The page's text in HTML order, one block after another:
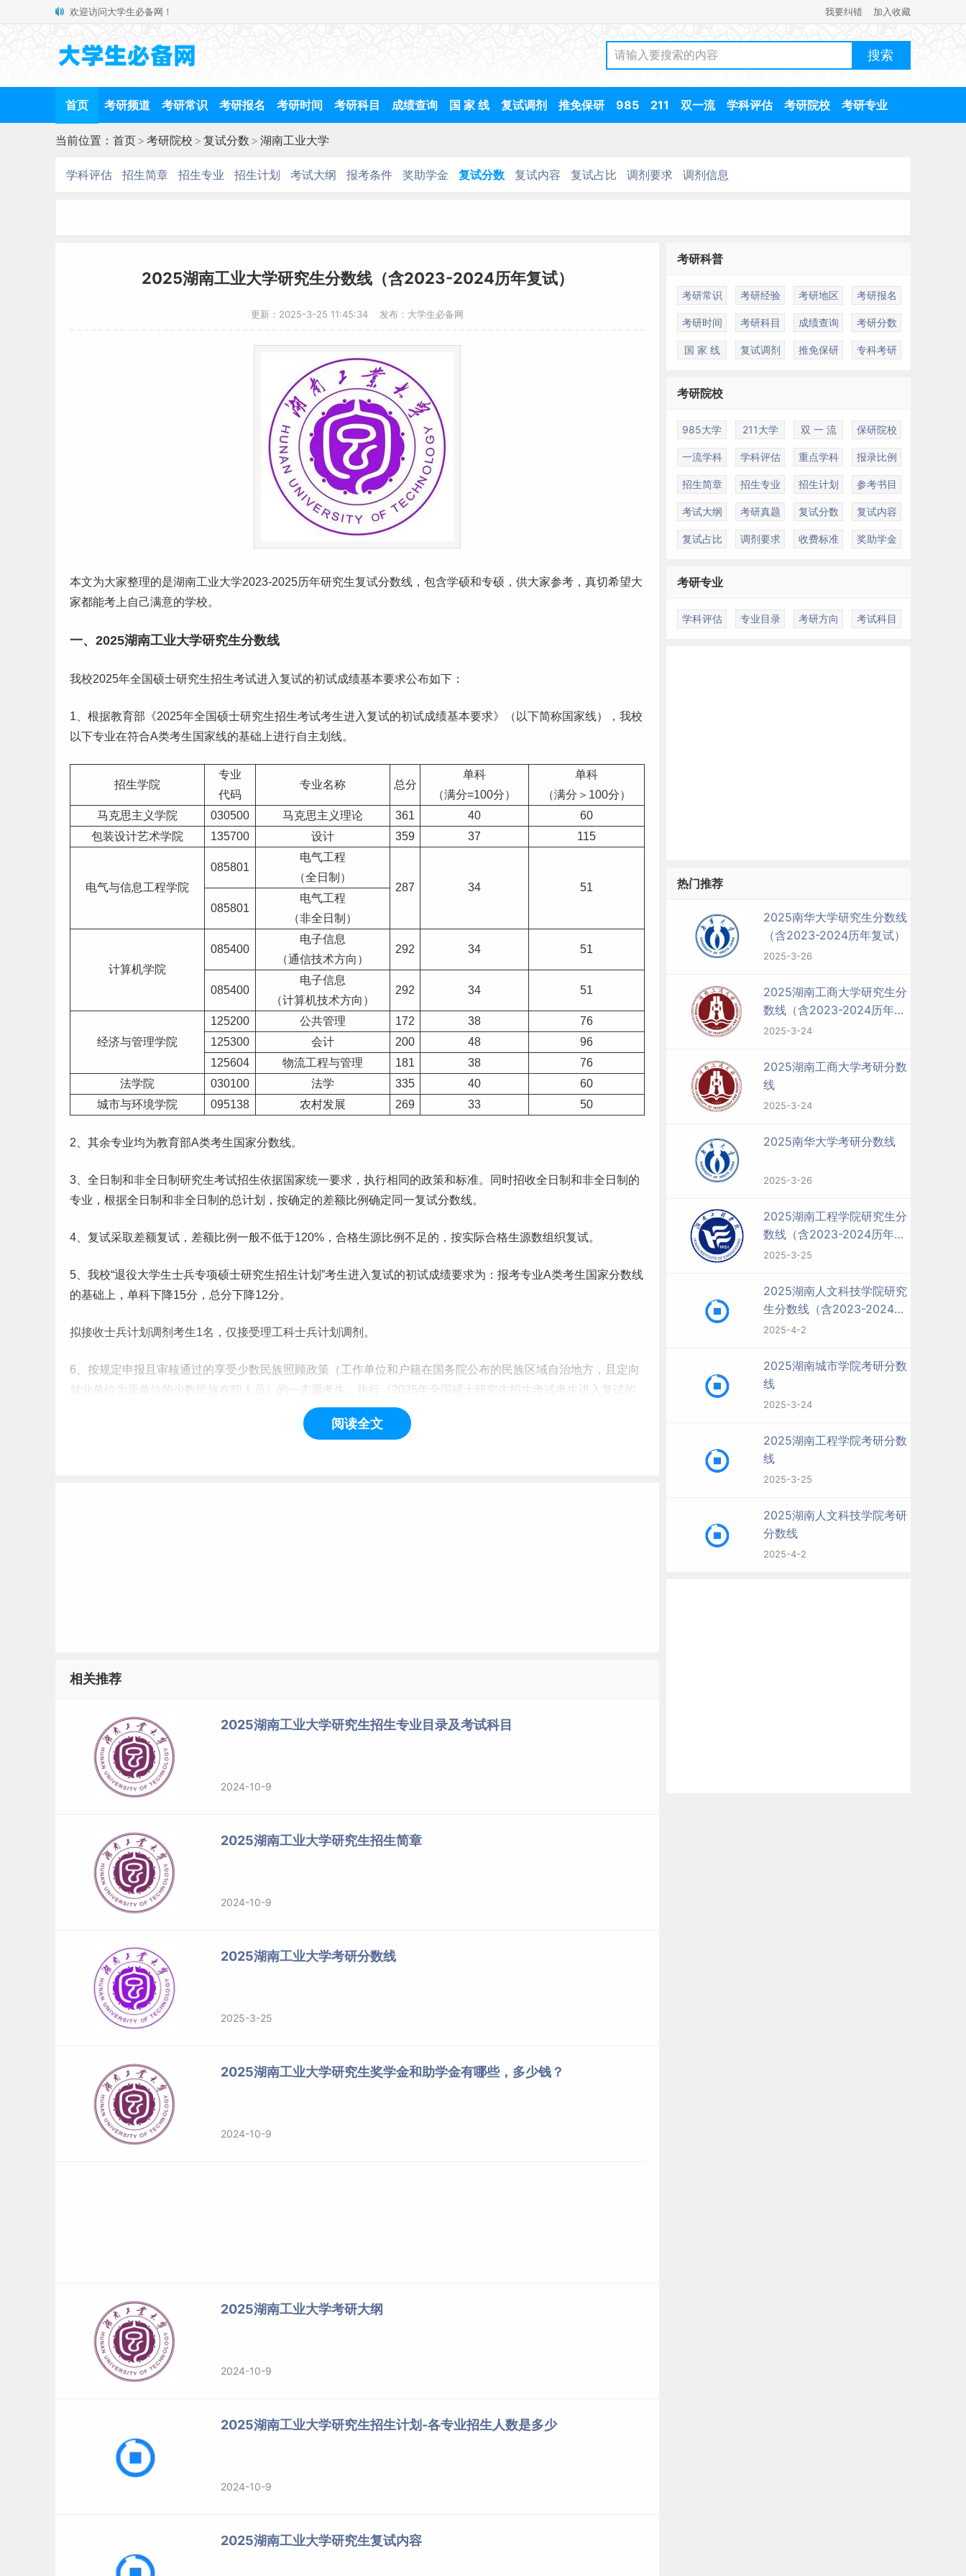
欢迎访问大学生必备网！ 我要纠错 加入收藏
首页 考研频道 考研常识 考研报名 考研时间 考研科目 成绩查询 国 家 线 复试调剂 推免保研 985 211 双一流 学科评估 考研院校 考研专业
当前位置： 首页> 考研院校 > 复试分数 > 湖南工业大学
学科评估 招生简章 招生专业 招生计划 考试大纲 报考条件 奖助学金 复试分数 复试内容 复试占比 调剂要求 调剂信息
2025湖南工业大学研究生分数线（含2023-2024历年复试）
更新：2025-3-25 11:45:34 发布：大学生必备网
本文为大家整理的是湖南工业大学2023-2025历年研究生复试分数线 ，包含学硕和专硕，供大家参考，真切希望大
家都能考上自己满意的学校。
一、2025湖南工业大学研究生分数线
我校2025年全国硕士研究生招生考试进入复试的初试成绩基本要求公布如下：
1、根据教育部《2025年全国硕士研究生招生考试考生进入复试的初试成绩基本要求》（以下简称国家线），我校
以下专业在符合A类考生国家线的基础上进行自主划线。
招生学院
专业
代码
专业名称 总分
单科
（满分=100分）
单科
（满分＞100分）
马克思主义学院
030500 马克思主义理论 361 40
60
包装设计艺术学院 135700 设计 359 37 115
电气与信息工程学院
085801
电气工程
（全日制）
287
34
51
085801
电气工程
（非全日制）
计算机学院
085400
电子信息
（通信技术方向）
292 34 51
085400
电子信息
（计算机技术方向）
292 34 51
经济与管理学院
125200 公共管理 172 38
76
125300
会计 200 48
96
125604
物流工程与管理 181 38
76
法学院
030100 法学 335 40
60
城市与环境学院
095138 农村发展 269 33 50
2、其余专业均为教育部A类考生国家分数线。
3、全日制和非全日制研究生考试招生依据国家统一要求，执行相同的政策和标准。同时招收全日制和非全日制的
专业，根据全日制和非全日制的总计划，按确定的差额比例确定同一复试分数线。
4、复试采取差额复试，差额比例一般不低于120%，合格生源比例不足的，按实际合格生源数组织复试。
5、我校“退役大学生士兵专项硕士研究生招生计划”考生进入复试的初试成绩要求为：报考专业A类考生国家分数线
的基础上，单科下降15分，总分下降12分。
拟接收士兵计划调剂考生1名，仅接受理工科士兵计划调剂。
6、按规定申报且审核通过的享受少数民族照顾政策（工作单位和户籍在国务院公布的民族区域自治地方，且定向
就业 单位为原单位的少数民族在职人员）的一 志愿 考生，执行《2025年全国硕士研究生招生考试考生进入复试的
初试成绩基本要求》B 类考生对应的复试分数基本线。
我校2024年全国硕士研究生招生考试进入复试的初试成绩基本要求公布如下：
1、根据教育部《2024年全国硕士研究生招生考试考生进入复试的初试成绩基本要求》（以下简称国家线），我校
以下专业在符合A类考生国家线的基础上进行自主划线。
招生学院
代码
专业名称 总分
（满分=100分）
（满分＞100分）
马克思主义学院
包装设计艺术学院
140300
商学院
125100 工商管理
法学院
030100
城市与环境学院
音乐学院
135200 音乐（声乐方向） 380 45
轨道交通学院
3、我校“退役大学生士兵专项硕士研究生招生计划”考生进入复试的初试成绩要求为：报考专业A类考生国家分数线
的基础上，单科过线，总分超过4分。
阅读全文
相关推荐
2025湖南工业大学研究生招生专业目录及考试科目
2024-10-9
2025湖南工业大学研究生招生简章
2024-10-9
2025湖南工业大学考研分数线
2025-3-25
2025湖南工业大学研究生奖学金和助学金有哪些，多少钱？
2024-10-9
2025湖南工业大学考研大纲
2024-10-9
2025湖南工业大学研究生招生计划-各专业招生人数是多少
2024-10-9
2025湖南工业大学研究生复试内容
考研科普
考研常识 考研经验 考研地区 考研报名
考研时间 考研科目 成绩查询 考研分数
国 家 线 复试调剂 推免保研 专科考研
考研院校
985大学 211大学 双 一 流 保研院校
一流学科 学科评估 重点学科 报录比例
招生简章 招生专业 招生计划 参考书目
考试大纲 考研真题 复试分数 复试内容
复试占比 调剂要求 收费标准 奖助学金
考研专业
学科评估 专业目录 考研方向 考试科目
热门推荐
2025南华大学研究生分数线
（含2023-2024历年复试）
2025-3-26
2025湖南工商大学研究生分
数线（含2023-2024历年复
试）
2025-3-24
2025湖南工商大学考研分数
线
2025-3-24
2025南华大学考研分数线
2025-3-26
2025湖南工程学院研究生分
数线（含2023-2024历年复
试）
2025-3-25
2025湖南人文科技学院研究
生分数线（含2023-2024历
年复试）
2025-4-2
2025湖南城市学院考研分数
线
2025-3-24
2025湖南工程学院考研分数
线
2025-3-25
2025湖南人文科技学院考研
分数线
2025-4-2